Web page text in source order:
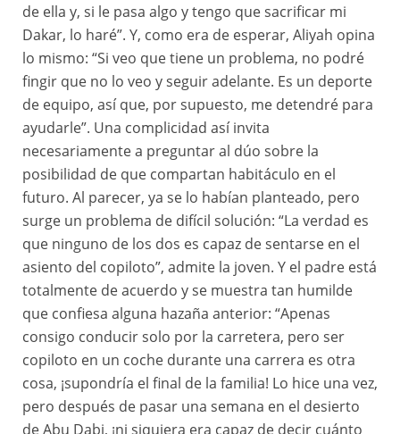
de ella y, si le pasa algo y tengo que sacrificar mi
Dakar, lo haré”. Y, como era de esperar, Aliyah opina
lo mismo: “Si veo que tiene un problema, no podré
fingir que no lo veo y seguir adelante. Es un deporte
de equipo, así que, por supuesto, me detendré para
ayudarle”. Una complicidad así invita
necesariamente a preguntar al dúo sobre la
posibilidad de que compartan habitáculo en el
futuro. Al parecer, ya se lo habían planteado, pero
surge un problema de difícil solución: “La verdad es
que ninguno de los dos es capaz de sentarse en el
asiento del copiloto”, admite la joven. Y el padre está
totalmente de acuerdo y se muestra tan humilde
que confiesa alguna hazaña anterior: “Apenas
consigo conducir solo por la carretera, pero ser
copiloto en un coche durante una carrera es otra
cosa, ¡supondría el final de la familia! Lo hice una vez,
pero después de pasar una semana en el desierto
de Abu Dabi, ¡ni siquiera era capaz de decir cuánto